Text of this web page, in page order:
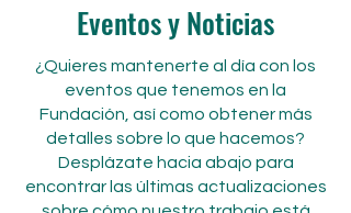
Eventos y Noticias
¿Quieres mantenerte al día con los
eventos que tenemos en la
Fundación, así como obtener más
detalles sobre lo que hacemos?
Desplázate hacia abajo para
encontrar las últimas actualizaciones